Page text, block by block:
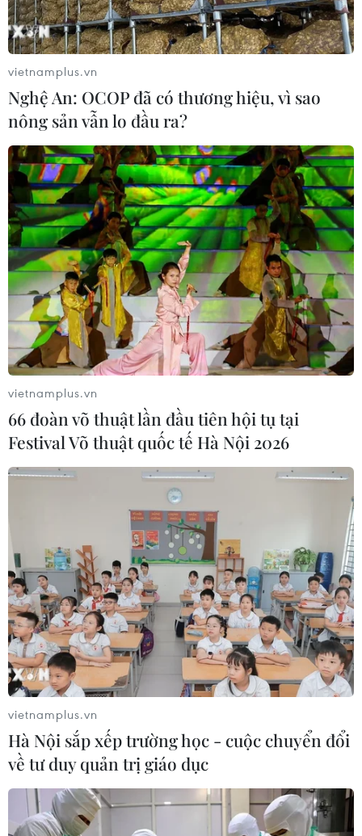
vietnamplus.vn
Nghệ An: OCOP đã có thương hiệu, vì sao
nông sản vẫn lo đầu ra?
vietnamplus.vn
66 đoàn võ thuật lần đầu tiên hội tụ tại
Festival Võ thuật quốc tế Hà Nội 2026
vietnamplus.vn
Hà Nội sắp xếp trường học - cuộc chuyển đổi
về tư duy quản trị giáo dục